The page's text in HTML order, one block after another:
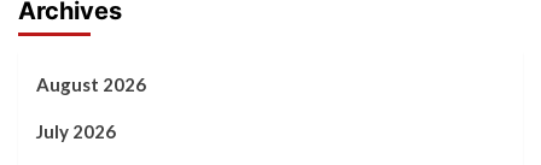
Archives
August 2026
July 2026